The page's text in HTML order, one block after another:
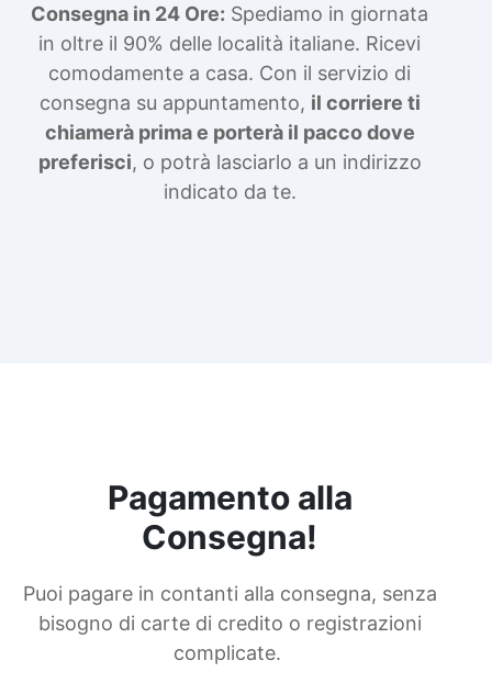
Consegna in 24 Ore: Spediamo in giornata
in oltre il 90% delle località italiane. Ricevi
comodamente a casa. Con il servizio di
consegna su appuntamento, il corriere ti
chiamerà prima e porterà il pacco dove
preferisci, o potrà lasciarlo a un indirizzo
indicato da te.
Pagamento alla
Consegna!
Puoi pagare in contanti alla consegna, senza
bisogno di carte di credito o registrazioni
complicate.